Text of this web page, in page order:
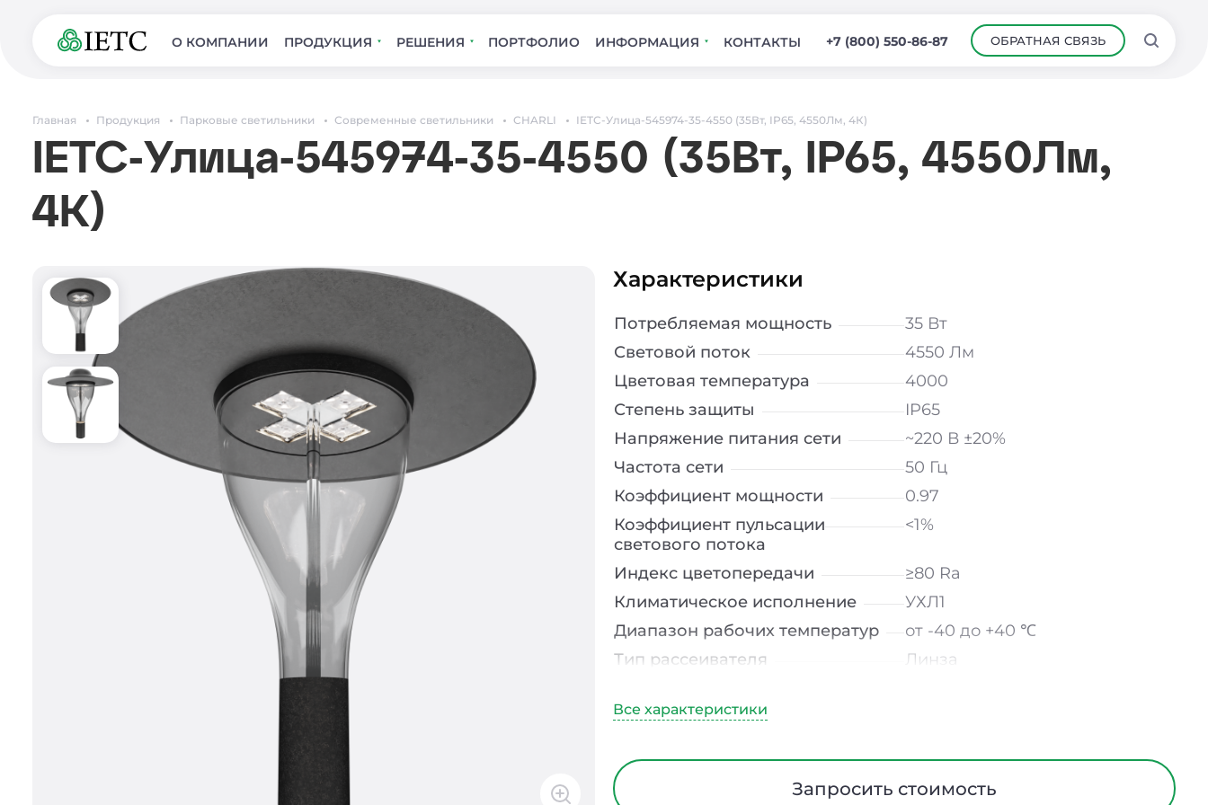
О КОМПАНИИ ПРОДУКЦИЯ РЕШЕНИЯ ПОРТФОЛИО ИНФОРМАЦИЯ КОНТАКТЫ +7 (800) 550-86-87 ОБРАТНАЯ СВЯЗЬ
Главная Продукция Парковые светильники Современные светильники CHARLI IETC-Улица-545974-35-4550 (35Вт, IP65, 4550Лм, 4К)
IETC-Улица-545974-35-4550 (35Вт, IP65, 4550Лм,
4К)
Характеристики
Потребляемая мощность
35 Вт
Световой поток
4550 Лм
Цветовая температура
4000
Степень защиты
IP65
Напряжение питания сети
~220 В ±20%
Частота сети
50 Гц
Коэффициент мощности
0.97
Коэффициент пульсации
светового потока
<1%
Индекс цветопередачи
≥80 Ra
Климатическое исполнение
УХЛ1
Диапазон рабочих температур
от -40 до +40 ℃
Тип рассеивателя
Линза
Длина
Высота
Запросить стоимость